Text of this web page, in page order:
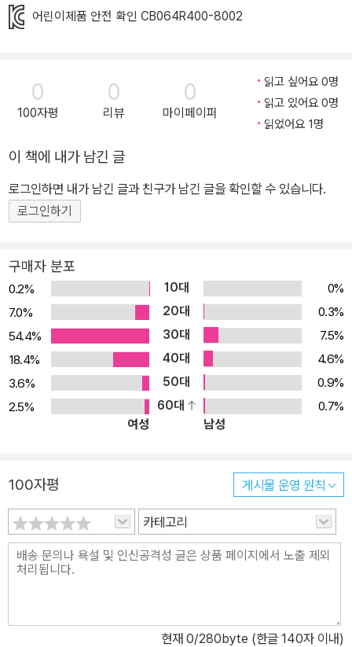
는 노랫말이 가득합니다. 동요를 흥얼거리며 노랫말 하나하나의 맛과
마토•솜사탕•햇볕은 쨍쨍 ➋ 오토리버스 적용으로 더욱 편해졌어요!
버튼 하나로 재생과 스킵 기능을 설정해 두어 동요 5곡을 연속으로
들을 수 있고, 듣고 싶은 동요를 찾아서 들을 수도 있어요. 특히 오토
리버스가 새롭게 적용되어 끊김없이 계속해서 동요를 들을 수 있어
동요 놀이가 가능해요. ➌ 마라카스처럼 흔들면 동요에 맞춰 효과음
이 나와요! 마라카스처럼 손에 꼭 잡고 신나게 흔들어 보세요. 움직임
들어 주면 효과음만 재생되어 아기들의 귀를 더욱 즐겁게 해 줍니다.
➍ 동요도 듣고, 기초 인지 개념도 배워요! 업그레이드된 <오감 놀이
동요>의 본문에는 기초 인지 개념을 배울 수 있는 내용이 추가되었습
니다. 동요의 내용과 연관된 날씨, 반려동물, 음식 등에 대한 개념을
자연스럽게 익힐 수 있어요. ➎ 탈부착이 가능해 언제 어디서나 동요
를 들을 수 있어요! 손잡이 모양 고리를 이용해 유모차, 보행기, 아기
침대 등에 매달 수 있어요. 책이 없더라도 언제 어디서나 간편하게 동
요를 들을 수 있고, 장거리 여행시 아기들의 재미있는 놀잇감이 된답
하고 사용할 수 있어요.
어린이제품 안전 확인 CB064R400-8002
0
100자평
0
리뷰
0
마이페이퍼
읽고 싶어요 0명
읽고 있어요 0명
읽었어요 1명
이 책에 내가 남긴 글
로그인하면 내가 남긴 글과 친구가 남긴 글을 확인할 수 있습니다.
로그인하기
구매자 분포
0.2% 10대
0%
7.0%
20대
0.3%
54.4%
30대
7.5%
18.4%
40대
4.6%
3.6%
50대
0.9%
2.5%
60대
0.7%
여성
남성
100자평 게시물 운영 원칙
카테고리
현재 0/280byte (한글 140자 이내)